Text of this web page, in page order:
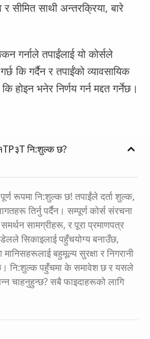
सीमित साथी अन्तरक्रिया, बारे
गर्नाले तपाईंलाई यो कोर्सले
कि गर्दैन र तपाईंको व्यावसायिक
होइन भनेर निर्णय गर्न मद्दत गर्नेछ।
नि:शुल्क छ?
रूपमा नि:शुल्क छ! तपाईंले दर्ता शुल्क,
तिर्नु पर्दैन। सम्पूर्ण कोर्स संरचना
सामग्रीहरू, र पूरा प्रमाणपत्र
सिकाइलाई पहुँचयोग्य बनाउँछ,
बहुमूल्य सुरक्षा र निगरानी
नि:शुल्क पहुँचमा के समावेश छ र यसले
चाहनुहुन्छ? सबै फाइदाहरूको लागि